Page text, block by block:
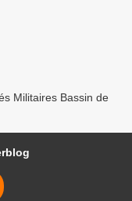
Militaires Bassin de